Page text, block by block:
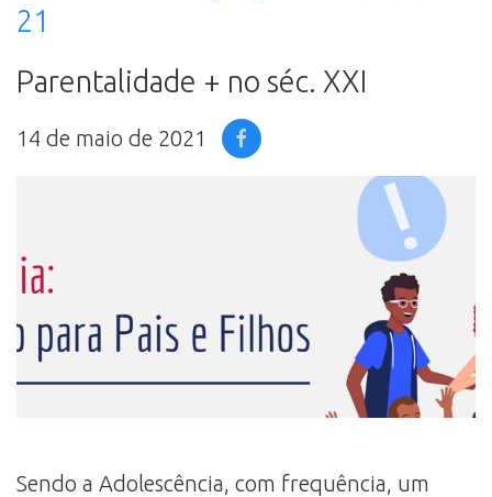
21
Parentalidade + no séc. XXI
14 de maio de 2021
Sendo a Adolescência, com frequência, um